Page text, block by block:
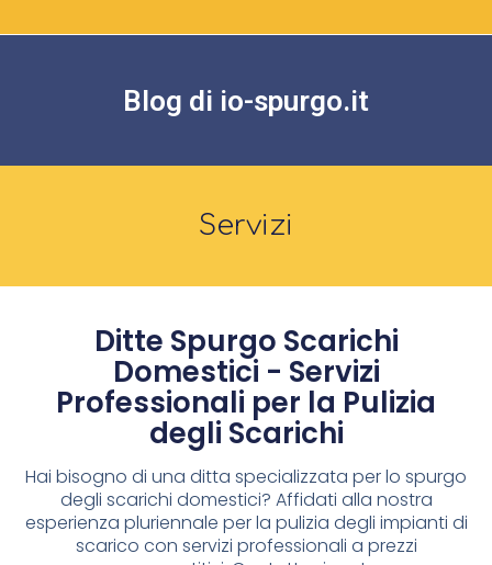
Blog di io-spurgo.it
Servizi
Ditte Spurgo Scarichi
Domestici - Servizi
Professionali per la Pulizia
degli Scarichi
Hai bisogno di una ditta specializzata per lo spurgo
degli scarichi domestici? Affidati alla nostra
esperienza pluriennale per la pulizia degli impianti di
scarico con servizi professionali a prezzi